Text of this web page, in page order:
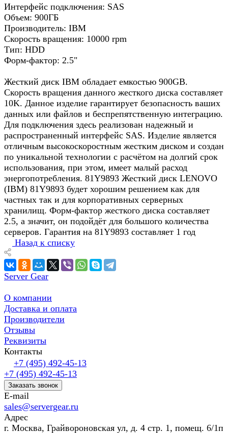
Интерфейс подключения: SAS
Объем: 900ГБ
Производитель: IBM
Скорость вращения: 10000 rpm
Тип: HDD
Форм-фактор: 2.5"
Жесткий диск IBM обладает емкостью 900GB.
Скорость вращения данного жесткого диска составляет
10K. Данное изделие гарантирует безопасность ваших
данных или файлов и беспрепятственную интеграцию.
Для подключения здесь реализован надежный и
распространенный интерфейс SAS. Изделие является
отличным высокоскоростным жестким диском и создан
по уникальной технологии с расчётом на долгий срок
использования, при этом, имеет малый расход
энергопотребления. 81Y9893 Жесткий диск LENOVO
(IBM) 81Y9893 будет хорошим решением как для
частных так и для корпоративных серверных
хранилищ. Форм-фактор жесткого диска составляет
2.5, а значит, он подойдёт для большого количества
серверов. Гарантия на 81Y9893 составляет 1 год
Назад к списку
Server Gear
О компании
Доставка и оплата
Производители
Отзывы
Реквизиты
Контакты
+7 (495) 492-45-13
+7 (495) 492-45-13
Заказать звонок
E-mail
sales@servergear.ru
Адрес
г. Москва, Грайвороновская ул, д. 4 стр. 1, помещ. 6/1п